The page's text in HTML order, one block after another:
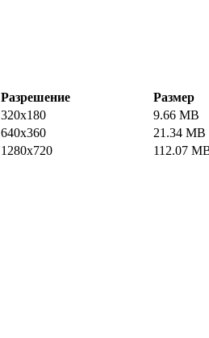
Разрешение
Размер
320x180
9.66 MB
640x360
21.34 MB
1280x720 112.07